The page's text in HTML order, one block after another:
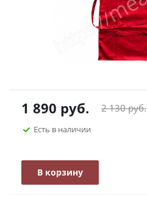
1 890 руб. 2 130руб.
Есть в наличии
В корзину